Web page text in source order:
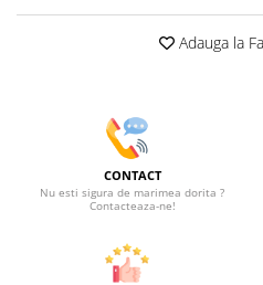
Adauga la
CONTACT
Nu esti sigura de marimea dorita ?
Contacteaza-ne!